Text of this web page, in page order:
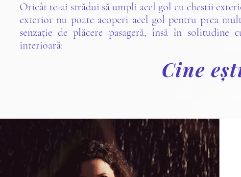
Oricât te-ai strădui să umpli acel gol cu chestii
exterior nu poate acoperi acel gol pentru prea
senzație de plăcere pasageră, însă în solitudine
interioară:
Cine